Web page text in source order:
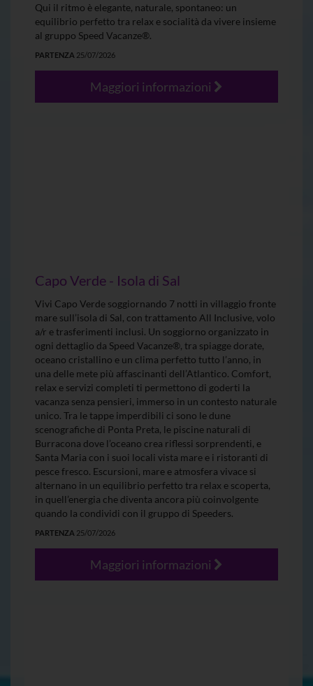
Qui il ritmo è elegante, naturale, spontaneo: un
equilibrio perfetto tra relax e socialità da vivere insieme
al gruppo Speed Vacanze®.
PARTENZA 25/07/2026
Maggiori informazioni
Capo Verde - Isola di Sal
Vivi Capo Verde soggiornando 7 notti in villaggio fronte
mare sull’isola di Sal, con trattamento All Inclusive, volo
a/r e trasferimenti inclusi. Un soggiorno organizzato in
ogni dettaglio da Speed Vacanze®, tra spiagge dorate,
oceano cristallino e un clima perfetto tutto l’anno, in
una delle mete più affascinanti dell’Atlantico. Comfort,
relax e servizi completi ti permettono di goderti la
vacanza senza pensieri, immerso in un contesto naturale
unico. Tra le tappe imperdibili ci sono le dune
scenografiche di Ponta Preta, le piscine naturali di
Burracona dove l’oceano crea riflessi sorprendenti, e
Santa Maria con i suoi locali vista mare e i ristoranti di
pesce fresco. Escursioni, mare e atmosfera vivace si
alternano in un equilibrio perfetto tra relax e scoperta,
in quell’energia che diventa ancora più coinvolgente
quando la condividi con il gruppo di Speeders.
PARTENZA 25/07/2026
Maggiori informazioni